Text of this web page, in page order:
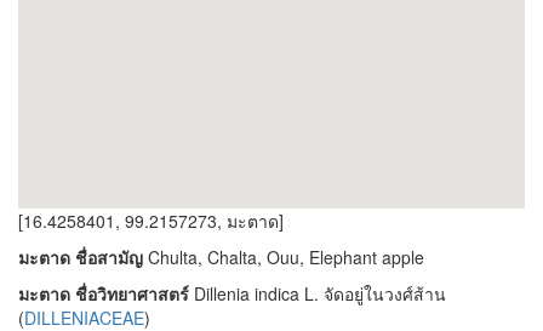
[16.4258401, 99.2157273, มะตาด]
มะตาด ชื่อสามัญ Chulta, Chalta, Ouu, Elephant apple
มะตาด ชื่อวิทยาศาสตร์ Dillenia indica L. จัดอยู่ในวงศ์ส้าน
(DILLENIACEAE)